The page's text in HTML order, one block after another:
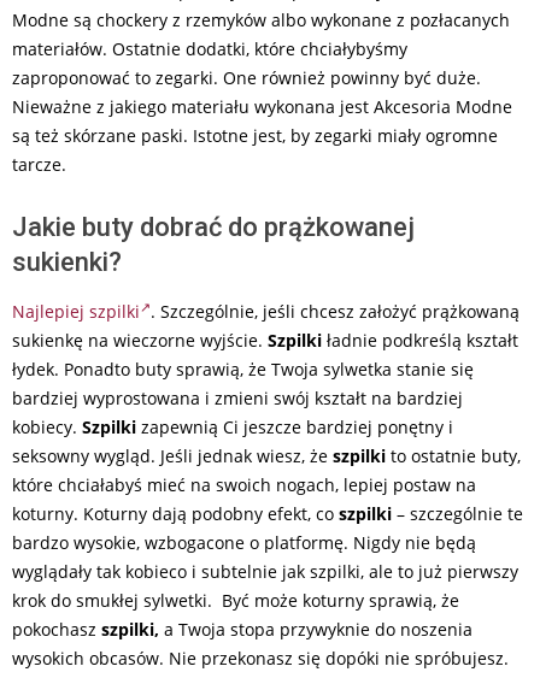
Modne są chockery z rzemyków albo wykonane z pozłacanych
materiałów. Ostatnie dodatki, które chciałybyśmy
zaproponować to zegarki. One również powinny być duże.
Nieważne z jakiego materiału wykonana jest Akcesoria Modne
są też skórzane paski. Istotne jest, by zegarki miały ogromne
tarcze.
Jakie buty dobrać do prążkowanej
sukienki?
Najlepiej szpilki . Szczególnie, jeśli chcesz założyć prążkowaną
sukienkę na wieczorne wyjście. Szpilki ładnie podkreślą kształt
łydek. Ponadto buty sprawią, że Twoja sylwetka stanie się
bardziej wyprostowana i zmieni swój kształt na bardziej
kobiecy. Szpilki zapewnią Ci jeszcze bardziej ponętny i
seksowny wygląd. Jeśli jednak wiesz, że szpilki to ostatnie buty,
które chciałabyś mieć na swoich nogach, lepiej postaw na
koturny. Koturny dają podobny efekt, co szpilki – szczególnie te
bardzo wysokie, wzbogacone o platformę. Nigdy nie będą
wyglądały tak kobieco i subtelnie jak szpilki, ale to już pierwszy
krok do smukłej sylwetki. Być może koturny sprawią, że
pokochasz szpilki, a Twoja stopa przywyknie do noszenia
wysokich obcasów. Nie przekonasz się dopóki nie spróbujesz.